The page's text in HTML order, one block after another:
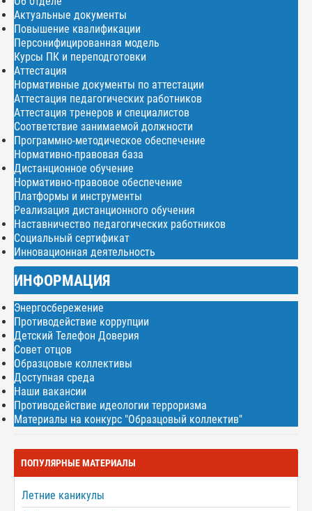
Актуальные документы
Повышение квалификации
Персонифицированная модель
Курсы ПК и переподготовки
Аттестация
Нормативные документы по аттестации
Аттестация педагогических работников
Аттестация тренеров и специалистов
Соответствие занимаемой должности
Программно-методическое обеспечение
Нормативно-правовая база
Дистанционное обучение
Нормативно-правовое обеспечение
Платформы и инструменты
Реализация дистанционного обучения
Наставничество педагогических работников
Социальный сертификат
Инновационная деятельность
ИНФОРМАЦИЯ
Энергосбережение
Противодействие коррупции
Детский Телефон Доверия
Совет отцов
Образцовые коллективы
Доступная среда
Наши вакансии
Противодействие идеологии терроризма
Материалы на конкурс "Образцовый коллектив"
ПОПУЛЯРНЫЕ МАТЕРИАЛЫ
Летние каникулы